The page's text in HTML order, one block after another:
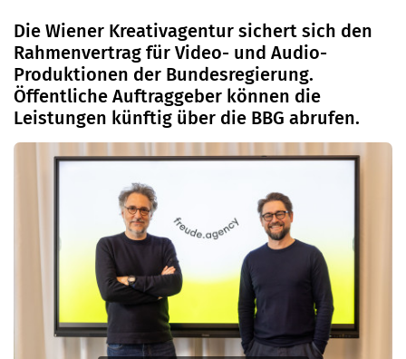
Die Wiener Kreativagentur sichert sich den
Rahmenvertrag für Video- und Audio-
Produktionen der Bundesregierung.
Öffentliche Auftraggeber können die
Leistungen künftig über die BBG abrufen.